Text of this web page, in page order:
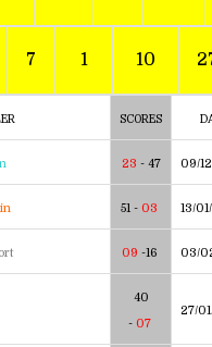
7 1 10
SCORES
23 - 47 09/
51 - 03 13/
09 -16 03/
40
- 07
27/